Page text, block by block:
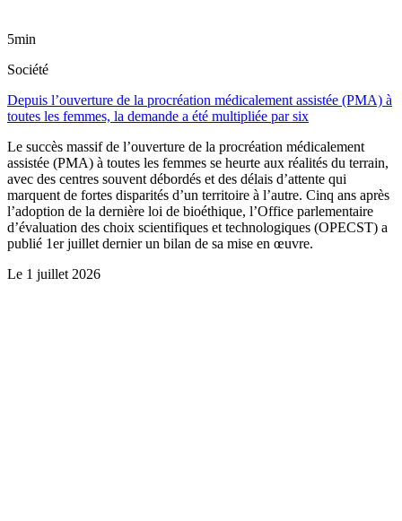
5min
Société
Depuis l’ouverture de la procréation médicalement assistée (PMA) à
toutes les femmes, la demande a été multipliée par six
Le succès massif de l’ouverture de la procréation médicalement
assistée (PMA) à toutes les femmes se heurte aux réalités du terrain,
avec des centres souvent débordés et des délais d’attente qui
marquent de fortes disparités d’un territoire à l’autre. Cinq ans après
l’adoption de la dernière loi de bioéthique, l’Office parlementaire
d’évaluation des choix scientifiques et technologiques (OPECST) a
publié 1er juillet dernier un bilan de sa mise en œuvre.
Le 1 juillet 2026